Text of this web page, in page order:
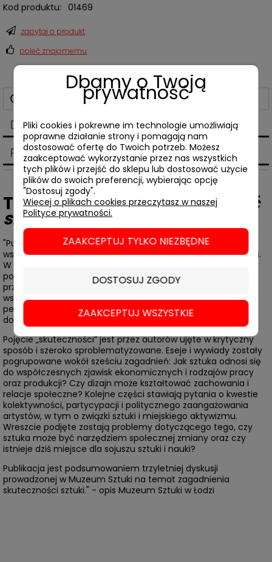
Kod produktu: 01469
zapytaj o produkt
poleć znajomemu
Opis
Dane techniczne
Produkty powiązane
Tomasz Załuski,Skuteczność
sztuki
"Publikacja dotyczy jednego z najważniejszych problemów
współczesnej sztuki – jej możliwej i oczekiwanej skuteczności.
W obszernym tomie pod redakcją Tomasza Załuskiego, w
ponad dwudziestu esejach i wywiadach temat ten zostaje
przeanalizowany przez teoretyków i praktyków sztuki
współczesnej. Dzięki tej wielości perspektyw publikacja jest
pełną aktualnych odniesień prezentacją różnych poglądów,
doświadczeń i postaw.
Pojęcie „skuteczności” jest przez autorów ujęte w krytyczny
sposób i szeroko sproblematyzowane. Eseje i wywiady zostały
pogrupowane wokół sześciu zagadnień: Jak sztuka odnosi się
do współczesnych zjawisk ekonomicznych i rodzajów pracy
oraz produkcji? Czy dizajn może kształtować zachowania i
relacje społeczne? Kolejne części stawiają pytania o kwestie
kolektywności, partycypacji i politycznego zaangażowania
artystów, w tym o związki sztuki i miejskiego aktywizmu.
Wreszcie podjęte zostają problemy dotyczącego tego, czy
sztuka może być narzędziem społecznej zmiany oraz czy
istnieje dziś miejsce dla sojuszu sztuki i nauki?
Publikacja jest podsumowaniem trzyletniej dyskusji
prowadzonej w Muzeum Sztuki na temat zagadnienia
skuteczności sztuki." - opis Muzeum Sztuki w Łodzi
Dbamy o Twoją
prywatność
Pliki cookies i pokrewne im technologie umożliwiają
poprawne działanie strony i pomagają nam
dostosować ofertę do Twoich potrzeb. Możesz
zaakceptować wykorzystanie przez nas wszystkich
tych plików i przejść do sklepu lub dostosować użycie
plików do swoich preferencji, wybierając opcję
"Dostosuj zgody".
Więcej o plikach cookies przeczytasz w naszej
Polityce prywatności.
ZAAKCEPTUJ TYLKO NIEZBĘDNE
DOSTOSUJ ZGODY
ZAAKCEPTUJ WSZYSTKIE